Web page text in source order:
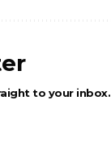
to your inbox.